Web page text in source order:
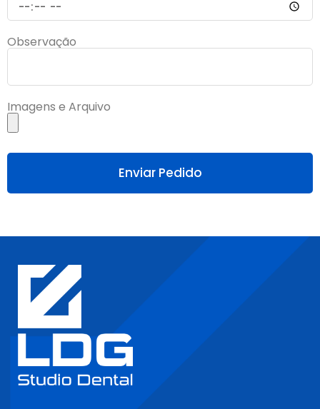
Observação
Imagens e Arquivo
Enviar Pedido